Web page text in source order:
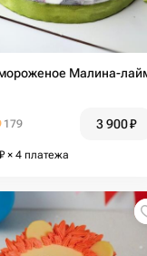
Малина-
179 3 900₽
₽ × 4 платежа